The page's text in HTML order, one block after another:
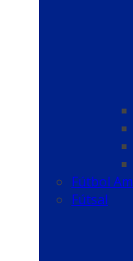
Fútbol
Fútsal